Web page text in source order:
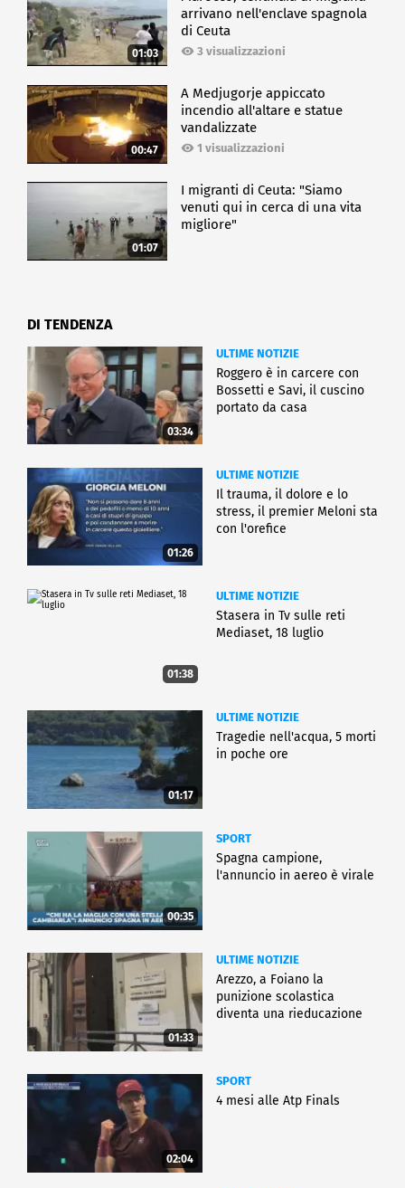
01:03
arrivano nell'enclave spagnola
di Ceuta
3 visualizzazioni
00:47
A Medjugorje appiccato
incendio all'altare e statue
vandalizzate
1 visualizzazioni
01:07
I migranti di Ceuta: "Siamo
venuti qui in cerca di una vita
migliore"
DI TENDENZA
03:34
ULTIME NOTIZIE
Roggero è in carcere con
Bossetti e Savi, il cuscino
portato da casa
01:26
ULTIME NOTIZIE
Il trauma, il dolore e lo
stress, il premier Meloni sta
con l'orefice
01:38
ULTIME NOTIZIE
Stasera in Tv sulle reti
Mediaset, 18 luglio
01:17
ULTIME NOTIZIE
Tragedie nell'acqua, 5 morti
in poche ore
00:35
SPORT
Spagna campione,
l'annuncio in aereo è virale
01:33
ULTIME NOTIZIE
Arezzo, a Foiano la
punizione scolastica
diventa una rieducazione
02:04
SPORT
4 mesi alle Atp Finals